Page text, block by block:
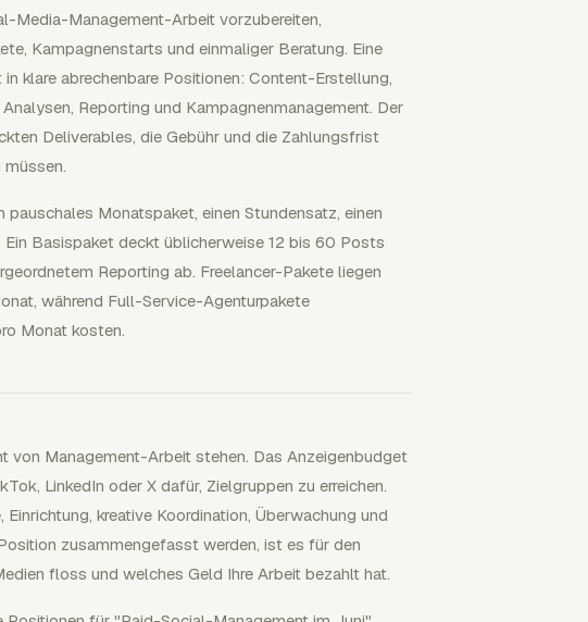
Media-Management-Arbeit vorzubereiten,
Kampagnenstarts und einmaliger Beratung. Eine
klare abrechenbare Positionen: Content-Erstellung,
Reporting und Kampagnenmanagement. Der
Deliverables, die Gebühr und die Zahlungsfrist
müssen.
Monatspaket, einen Stundensatz, einen
Basispaket deckt üblicherweise 12 bis 60 Posts
Reporting ab. Freelancer-Pakete liegen
während Full-Service-Agenturpakete
Monat kosten.
Management-Arbeit stehen. Das Anzeigenbudget
LinkedIn oder X dafür, Zielgruppen zu erreichen.
kreative Koordination, Überwachung und
zusammengefasst werden, ist es für den
floss und welches Geld Ihre Arbeit bezahlt hat.